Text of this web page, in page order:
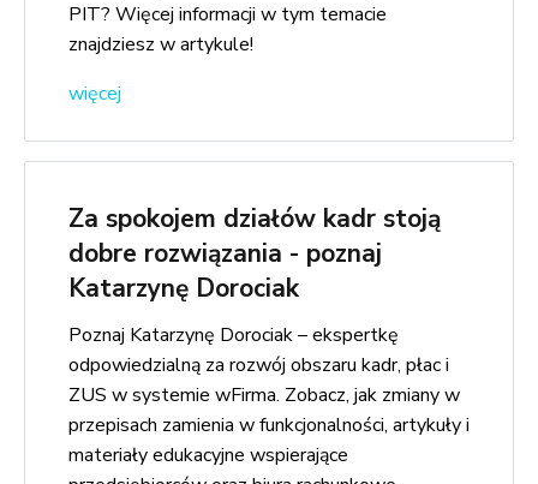
PIT? Więcej informacji w tym temacie
znajdziesz w artykule!
więcej
Za spokojem działów kadr stoją
dobre rozwiązania - poznaj
Katarzynę Dorociak
Poznaj Katarzynę Dorociak – ekspertkę
odpowiedzialną za rozwój obszaru kadr, płac i
ZUS w systemie wFirma. Zobacz, jak zmiany w
przepisach zamienia w funkcjonalności, artykuły i
materiały edukacyjne wspierające